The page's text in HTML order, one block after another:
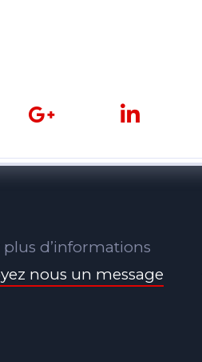
plus d’informations
nous un message